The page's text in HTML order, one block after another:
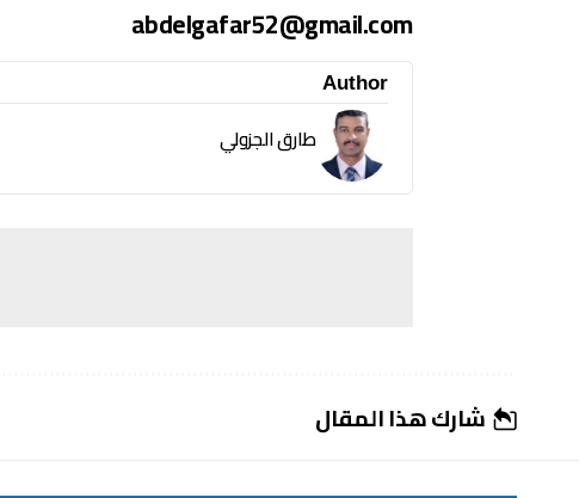
abdelgafar52@gmail.com
Author
طارق الجزولي
شارك هذا المقال